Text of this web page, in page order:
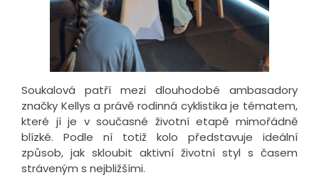
Soukalová patří mezi dlouhodobé ambasadory
značky Kellys a právě rodinná cyklistika je tématem,
které jí je v současné životní etapě mimořádně
blízké. Podle ní totiž kolo představuje ideální
způsob, jak skloubit aktivní životní styl s časem
stráveným s nejbližšími.